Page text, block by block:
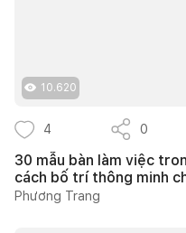
10.620
4 0
30 mẫu bàn làm việc
cách bố trí thông minh
Phương Trang